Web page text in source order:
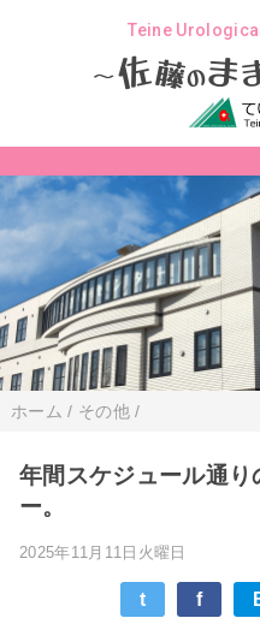
Teine
～佐藤のま
ホーム / その他/
年間スケジュール通り
ー。
2025年11月11日火曜日
t f